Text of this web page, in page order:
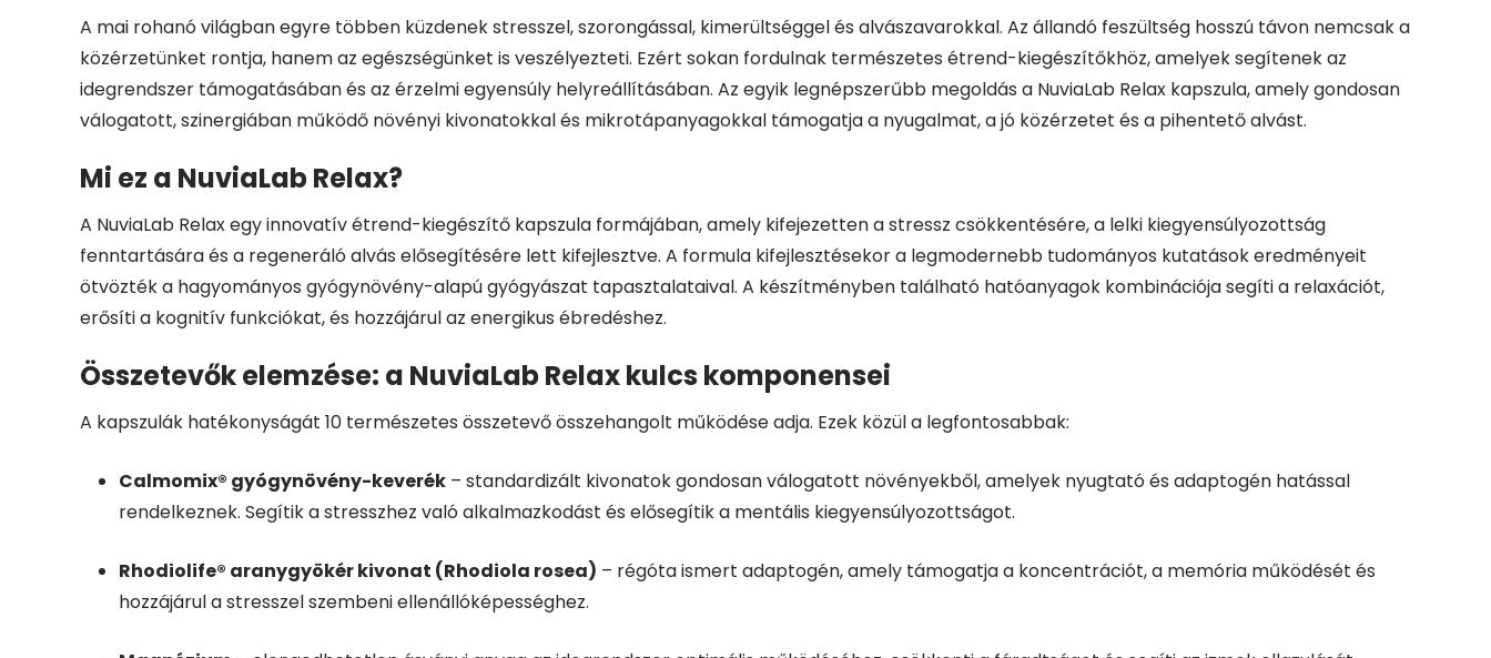
A mai rohanó világban egyre többen küzdenek stresszel, szorongással, kimerültséggel és alvászavarokkal. Az állandó feszültség hosszú távon nemcsak a
közérzetünket rontja, hanem az egészségünket is veszélyezteti. Ezért sokan fordulnak természetes étrend-kiegészítőkhöz, amelyek segítenek az
idegrendszer támogatásában és az érzelmi egyensúly helyreállításában. Az egyik legnépszerűbb megoldás a NuviaLab Relax kapszula, amely gondosan
válogatott, szinergiában működő növényi kivonatokkal és mikrotápanyagokkal támogatja a nyugalmat, a jó közérzetet és a pihentető alvást.
Mi ez a NuviaLab Relax?
A NuviaLab Relax egy innovatív étrend-kiegészítő kapszula formájában, amely kifejezetten a stressz csökkentésére, a lelki kiegyensúlyozottság
fenntartására és a regeneráló alvás elősegítésére lett kifejlesztve. A formula kifejlesztésekor a legmodernebb tudományos kutatások eredményeit
ötvözték a hagyományos gyógynövény-alapú gyógyászat tapasztalataival. A készítményben található hatóanyagok kombinációja segíti a relaxációt,
erősíti a kognitív funkciókat, és hozzájárul az energikus ébredéshez.
Összetevők elemzése: a NuviaLab Relax kulcs komponensei
A kapszulák hatékonyságát 10 természetes összetevő összehangolt működése adja. Ezek közül a legfontosabbak:
Calmomix® gyógynövény-keverék – standardizált kivonatok gondosan válogatott növényekből, amelyek nyugtató és adaptogén hatással
rendelkeznek. Segítik a stresszhez való alkalmazkodást és elősegítik a mentális kiegyensúlyozottságot.
Rhodiolife® aranygyökér kivonat (Rhodiola rosea) – régóta ismert adaptogén, amely támogatja a koncentrációt, a memória működését és
hozzájárul a stresszel szembeni ellenállóképességhez.